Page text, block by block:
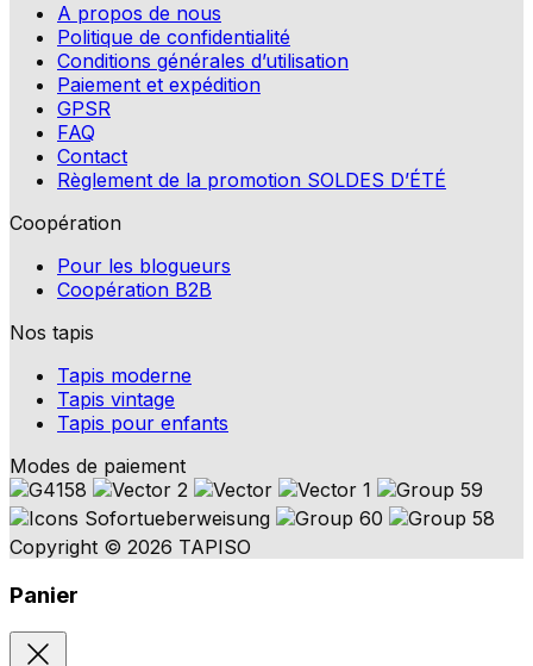
A propos de nous
Politique de confidentialité
Conditions générales d’utilisation
Paiement et expédition
GPSR
FAQ
Contact
Règlement de la promotion SOLDES D’ÉTÉ
Coopération
Pour les blogueurs
Coopération B2B
Nos tapis
Tapis moderne
Tapis vintage
Tapis pour enfants
Modes de paiement
Copyright © 2026 TAPISO
Panier